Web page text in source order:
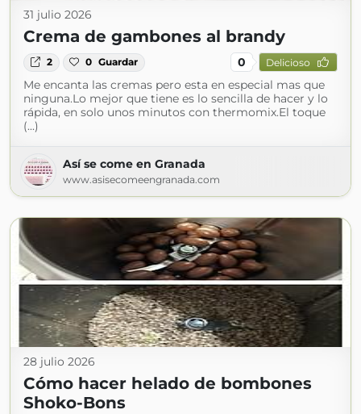
31 julio 2026
Crema de gambones al brandy
2 0 Guardar 0 Delicioso
Me encanta las cremas pero esta en especial mas que
ninguna.Lo mejor que tiene es lo sencilla de hacer y lo
rápida, en solo unos minutos con thermomix.El toque
(...)
Así se come en Granada
www.asisecomeengranada.com
28 julio 2026
Cómo hacer helado de bombones
Shoko-Bons